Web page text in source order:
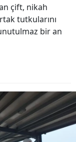
çift, nikah
tutkularını
bir an